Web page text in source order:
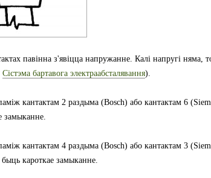
павінна з'явіцца напружанне. Калі напругі няма,
Сістэма бартавога электраабсталявання).
кантактам 2 раздыма (Bosch) або кантактам 6
замыканне.
кантактам 4 раздыма (Bosch) або кантактам 3
кароткае замыканне.